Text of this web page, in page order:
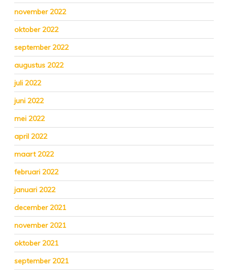
november 2022
oktober 2022
september 2022
augustus 2022
juli 2022
juni 2022
mei 2022
april 2022
maart 2022
februari 2022
januari 2022
december 2021
november 2021
oktober 2021
september 2021